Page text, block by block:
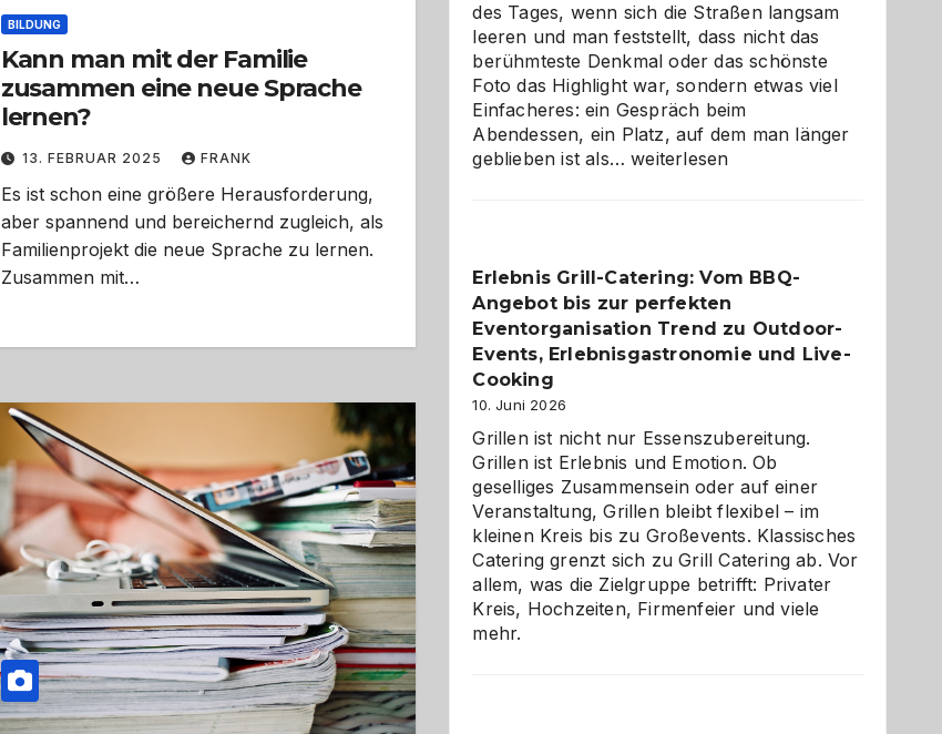
BILDUNG
Kann man mit der Familie
zusammen eine neue Sprache
lernen?
13. FEBRUAR 2025 FRANK
Es ist schon eine größere Herausforderung,
aber spannend und bereichernd zugleich, als
Familienprojekt die neue Sprache zu lernen.
Zusammen mit…
des Tages, wenn sich die Straßen langsam
leeren und man feststellt, dass nicht das
berühmteste Denkmal oder das schönste
Foto das Highlight war, sondern etwas viel
Einfacheres: ein Gespräch beim
Abendessen, ein Platz, auf dem man länger
geblieben ist als…Als
Gelegenheit,
neue
Reiseziele
zu
weiterlesen
Erlebnis Grill-Catering: Vom BBQ-
Angebot bis zur perfekten
Eventorganisation Trend zu Outdoor-
Events, Erlebnisgastronomie und Live-
Cooking
10. Juni 2026
Grillen ist nicht nur Essenszubereitung.
Grillen ist Erlebnis und Emotion. Ob
geselliges Zusammensein oder auf einer
Veranstaltung, Grillen bleibt flexibel – im
kleinen Kreis bis zu Großevents. Klassisches
Catering grenzt sich zu Grill Catering ab. Vor
allem, was die Zielgruppe betrifft: Privater
Kreis, Hochzeiten, Firmenfeier und viele
mehr.